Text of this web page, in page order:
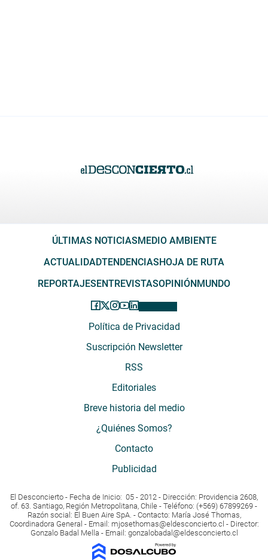
ÚLTIMAS NOTICIASMEDIO AMBIENTE
ACTUALIDADTENDENCIASHOJA DE RUTA
REPORTAJESENTREVISTASOPINIÓNMUNDO
Política de Privacidad
Suscripción Newsletter
RSS
Editoriales
Breve historia del medio
¿Quiénes Somos?
Contacto
Publicidad
El Desconcierto - Fecha de Inicio: 05 - 2012 - Dirección: Providencia 2608,
of. 63. Santiago, Región Metropolitana, Chile - Teléfono: (+569) 67899269 -
Razón social: El Buen Aire SpA. - Contacto: María José Thomas,
Coordinadora General - Email: mjosethomas@eldesconcierto.cl - Director:
Gonzalo Badal Mella - Email: gonzalobadal@eldesconcierto.cl